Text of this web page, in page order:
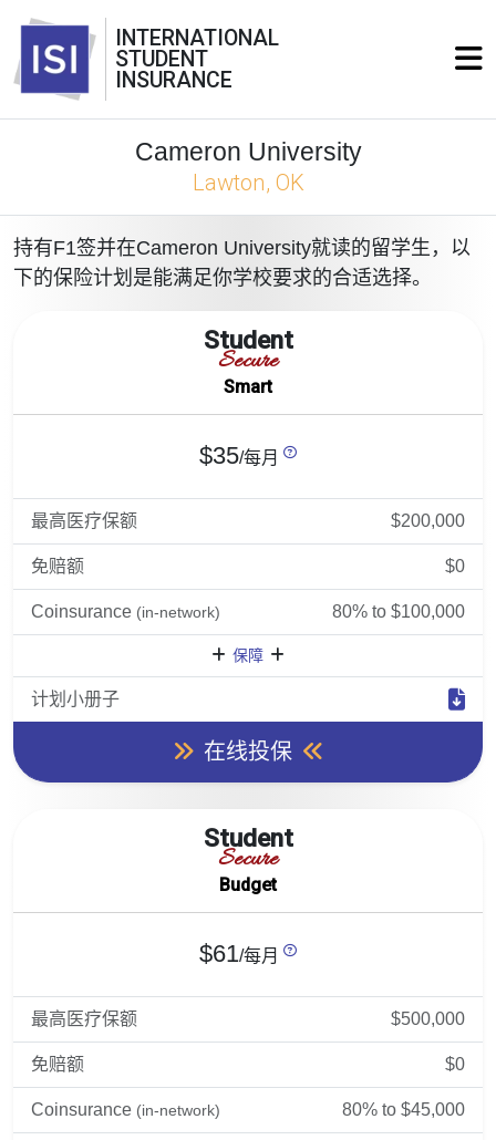
INTERNATIONAL
STUDENT
INSURANCE
Cameron University
Lawton, OK
持有F1签并在Cameron University就读的留学生，以
下的保险计划是能满足你学校要求的合适选择。
Student
Secure
Smart
$35/每月
最高医疗保额 $200,000
免赔额 $0
Coinsurance (in-network) 80% to $100,000
保障
计划小册子
在线投保
Student
Secure
Budget
$61/每月
最高医疗保额 $500,000
免赔额 $0
Coinsurance (in-network) 80% to $45,000